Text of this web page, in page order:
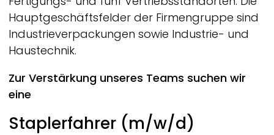
Hauptgeschäftsfelder der Firmengruppe sind
Industrieverpackungen sowie Industrie- und
Haustechnik.
Zur Verstärkung unseres Teams suchen wir
eine
Staplerfahrer (m/w/d)